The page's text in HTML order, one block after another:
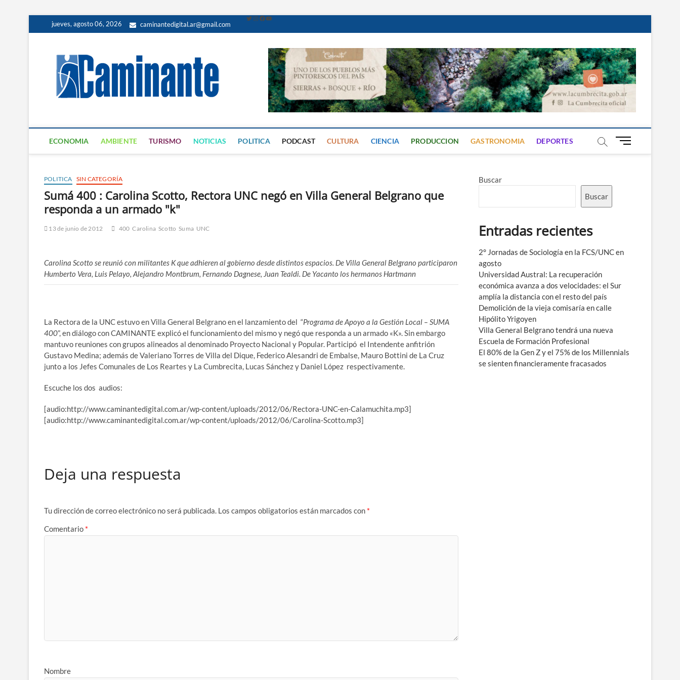
jueves, agosto 06, 2026 caminantedigital.ar@gmail.com
Caminante Digital
PERIÓDICO DIGITAL DEL VALLE DE CALAMUCHITA
ECONOMIA AMBIENTE TURISMO NOTICIAS POLITICA PODCAST CULTURA CIENCIA PRODUCCION GASTRONOMIA DEPORTES
B
ú
POLITICA SIN CATEGORÍA
Sumá 400 : Carolina Scotto, Rectora UNC negó en Villa General Belgrano que
responda a un armado "k"
13 de junio de 2012 400 Carolina Scotto Suma UNC
Carolina Scotto se reunió con militantes K que adhieren al gobierno desde distintos espacios. De Villa General Belgrano participaron
Humberto Vera, Luis Pelayo, Alejandro Montbrum, Fernando Dagnese, Juan Tealdi. De Yacanto los hermanos Hartmann
La Rectora de la UNC estuvo en Villa General Belgrano en el lanzamiento del “Programa de Apoyo a la Gestión Local – SUMA
400”, en diálogo con CAMINANTE explicó el funcionamiento del mismo y negó que responda a un armado «K». Sin embargo
mantuvo reuniones con grupos alineados al denominado Proyecto Nacional y Popular. Participó el Intendente anfitrión
Gustavo Medina; además de Valeriano Torres de Villa del Dique, Federico Alesandri de Embalse, Mauro Bottini de La Cruz
junto a los Jefes Comunales de Los Reartes y La Cumbrecita, Lucas Sánchez y Daniel López respectivamente.
Escuche los dos audios:
[audio:http://www.caminantedigital.com.ar/wp-content/uploads/2012/06/Rectora-UNC-en-Calamuchita.mp3]
[audio:http://www.caminantedigital.com.ar/wp-content/uploads/2012/06/Carolina-Scotto.mp3]
Deja una respuesta
Tu dirección de correo electrónico no será publicada. Los campos obligatorios están marcados con *
Comentario *
Nombre
Buscar
Buscar
Entradas recientes
2° Jornadas de Sociología en la FCS/UNC en
agosto
Universidad Austral: La recuperación
económica avanza a dos velocidades: el Sur
amplía la distancia con el resto del país
Demolición de la vieja comisaría en calle
Hipólito Yrigoyen
Villa General Belgrano tendrá una nueva
Escuela de Formación Profesional
El 80% de la Gen Z y el 75% de los Millennials
se sienten financieramente fracasados